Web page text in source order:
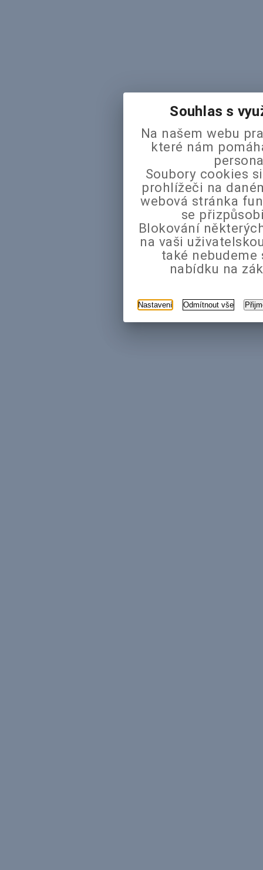
Souhlas s
Na našem webu
které nám
Soubory cookies
prohlížeči na
webová stránka
se
Blokování
na vaši
také
nabídku na
Nastavení Odmítnout vše